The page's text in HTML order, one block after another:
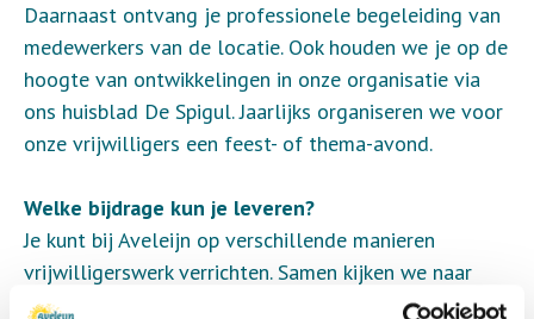
Daarnaast ontvang je professionele begeleiding van
medewerkers van de locatie. Ook houden we je op de
hoogte van ontwikkelingen in onze organisatie via
ons huisblad De Spigul. Jaarlijks organiseren we voor
onze vrijwilligers een feest- of thema-avond.
Welke bijdrage kun je leveren?
Je kunt bij Aveleijn op verschillende manieren
vrijwilligerswerk verrichten. Samen kijken we naar
activiteiten die bij jou passen en waar jij je met